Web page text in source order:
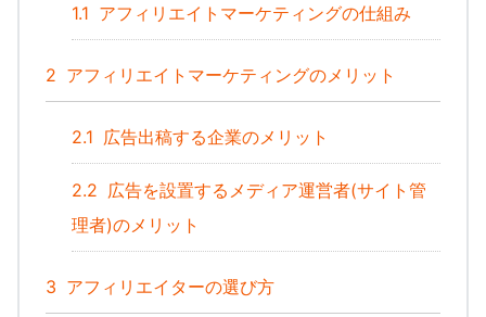
1.1 アフィリエイトマーケティングの仕組み
2 アフィリエイトマーケティングのメリット
2.1 広告出稿する企業のメリット
2.2 広告を設置するメディア運営者(サイト管
理者)のメリット
3 アフィリエイターの選び方